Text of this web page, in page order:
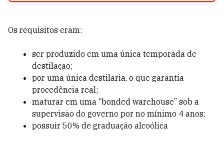
Os requisitos eram:
ser produzido em uma única temporada de
destilação;
por uma única destilaria, o que garantia
procedência real;
maturar em uma “bonded warehouse” sob a
supervisão do governo por no mínimo 4 anos;
possuir 50% de graduação alcoólica